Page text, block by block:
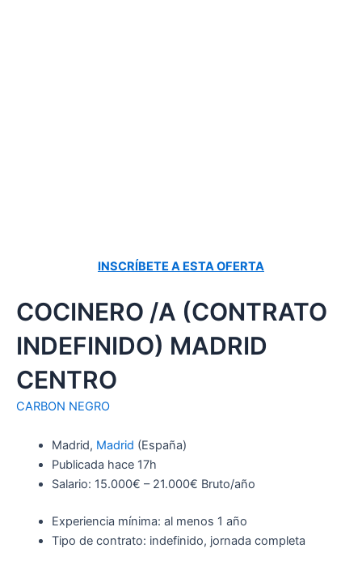
INSCRÍBETE A ESTA OFERTA
COCINERO /A (CONTRATO
INDEFINIDO) MADRID
CENTRO
CARBON NEGRO
Madrid, Madrid (España)
Publicada hace 17h
Salario: 15.000€ – 21.000€ Bruto/año
Experiencia mínima: al menos 1 año
Tipo de contrato: indefinido, jornada completa